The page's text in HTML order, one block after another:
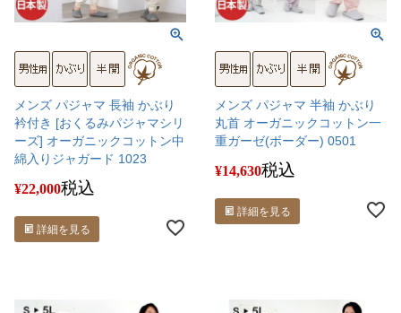
メンズ パジャマ 長袖 かぶり
衿付き [おくるみパジャマシリ
ーズ] オーガニックコットン中
綿入りジャガード 1023
¥22,000税込
詳細を見る
メンズ パジャマ 半袖 かぶり
丸首 オーガニックコットン一
重ガーゼ(ボーダー) 0501
¥14,630税込
詳細を見る